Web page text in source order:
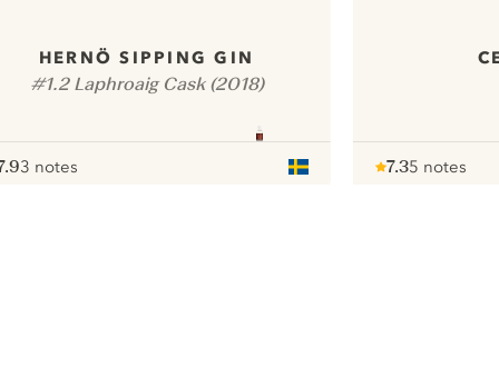
HERNÖ SIPPING GIN
#1.2 Laphroaig Cask (2018)
3 notes
7.35 notes